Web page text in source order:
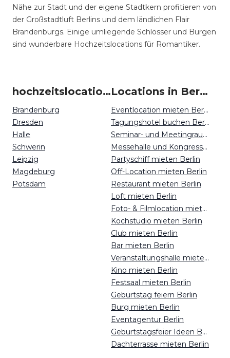
Nähe zur Stadt und der eigene Stadtkern profitieren von
der Großstadtluft Berlins und dem ländlichen Flair
Brandenburgs. Einige umliegende Schlösser und Burgen
sind wunderbare Hochzeitslocations für Romantiker.
hochzeitslocation um Berlin
Brandenburg
Dresden
Halle
Schwerin
Leipzig
Magdeburg
Potsdam
Locations in Berlin mieten
Eventlocation mieten Berlin
Tagungshotel buchen Berlin
Seminar- und Meetingraum mieten Berlin
Messehalle und Kongresszentrum mieten Berlin
Partyschiff mieten Berlin
Off-Location mieten Berlin
Restaurant mieten Berlin
Loft mieten Berlin
Foto- & Filmlocation mieten Berlin
Kochstudio mieten Berlin
Club mieten Berlin
Bar mieten Berlin
Veranstaltungshalle mieten Berlin
Kino mieten Berlin
Festsaal mieten Berlin
Geburtstag feiern Berlin
Burg mieten Berlin
Eventagentur Berlin
Geburtstagsfeier Ideen Berlin
Dachterrasse mieten Berlin